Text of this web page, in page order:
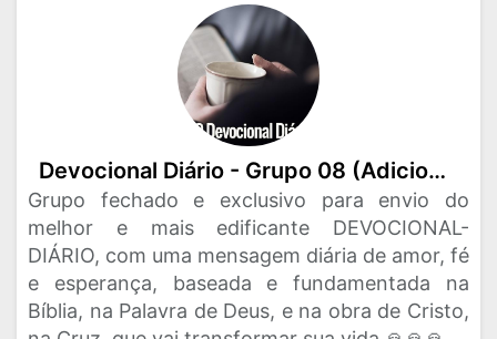
Devocional Diário - Grupo 08 (Adicione seus amigos e familiares ao grupo!🙏🙏🙏)
Grupo fechado e exclusivo para envio do
melhor e mais edificante DEVOCIONAL-
DIÁRIO, com uma mensagem diária de amor, fé
e esperança, baseada e fundamentada na
Bíblia, na Palavra de Deus, e na obra de Cristo,